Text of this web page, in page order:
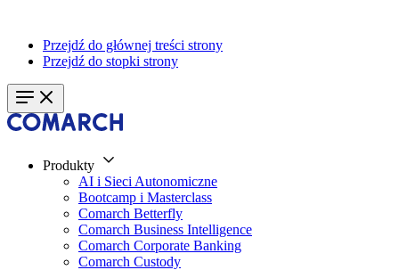
Przejdź do głównej treści strony
Przejdź do stopki strony
Produkty
AI i Sieci Autonomiczne
Bootcamp i Masterclass
Comarch Betterfly
Comarch Business Intelligence
Comarch Corporate Banking
Comarch Custody